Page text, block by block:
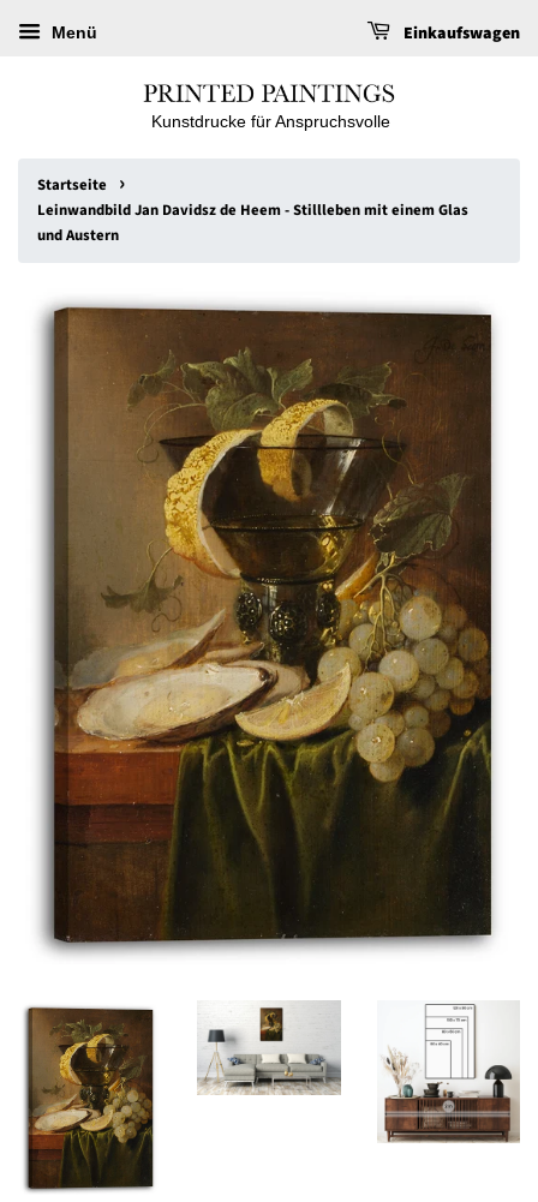
Menü Einkaufswagen
Kunstdrucke für Anspruchsvolle
Startseite ›
Leinwandbild Jan Davidsz de Heem - Stillleben mit einem Glas
und Austern